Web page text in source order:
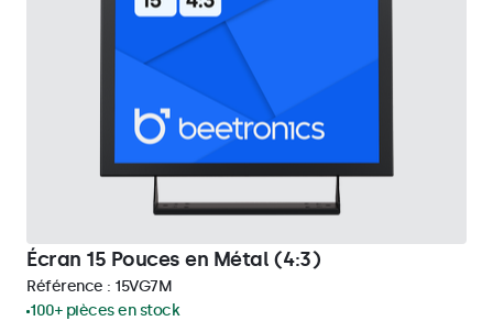
Écran 15 Pouces en Métal (4:3)
Référence : 15VG7M
100+ pièces en stock